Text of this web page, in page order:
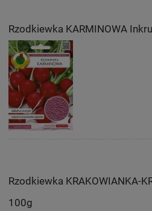
Rzodkiewka KARMINOWA
Rzodkiewka KRAKOWIANKA-
100g